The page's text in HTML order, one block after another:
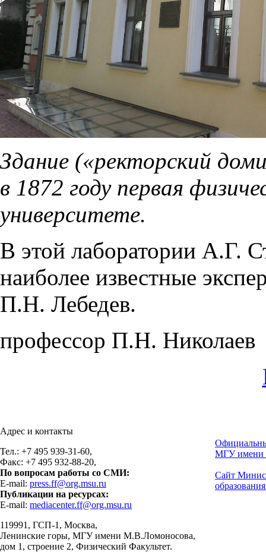
Здание («ректорский
в 1872 году первая
университете.
В этой лаборатории А.Г.
наиболее известные
П.Н. Лебедев.
профессор П.Н. Николаев
Адрес и контакты
Тел.: +7 495 939-31-60,
Факс: +7 495 932-88-20,
По вопросам работы со СМИ:
E-mail: press.ff@org.msu.ru
Публикации на ресурсах:
E-mail: mediacenter.ff@org.msu.ru
119991, ГСП-1, Москва,
Ленинские горы, МГУ имени М.В.Ломоносова,
дом 1, строение 2, Физический Факультет.
МГУ имени
Сайт